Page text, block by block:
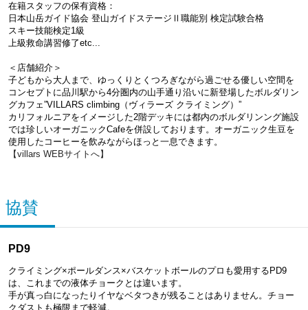
在籍スタッフの保有資格：
日本山岳ガイド協会 登山ガイドステージⅡ職能別 検定試験合格
スキー技能検定1級
上級救命講習修了etc...
＜店舗紹介＞
子どもから大人まで、ゆっくりとくつろぎながら過ごせる優しい空間を
コンセプトに品川駅から4分圏内の山手通り沿いに新登場したボルダリン
グカフェ”VILLARS climbing（ヴィラーズ クライミング）”
カリフォルニアをイメージした2階デッキには都内のボルダリンング施設
では珍しいオーガニックCafeを併設しております。オーガニック生豆を
使用したコーヒーを飲みながらほっと一息できます。
【villars WEBサイトへ】
協賛
PD9
クライミング×ポールダンス×バスケットボールのプロも愛用するPD9
は、これまでの液体チョークとは違います。
手が真っ白になったりイヤなベタつきが残ることはありません。チョー
クダストも極限まで軽減。